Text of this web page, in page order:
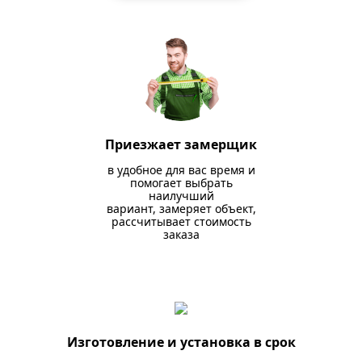
Приезжает замерщик
в удобное для вас время и
помогает выбрать
наилучший
вариант, замеряет объект,
рассчитывает стоимость
заказа
Изготовление и установка в срок